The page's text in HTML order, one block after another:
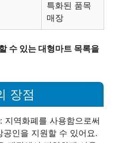
특화된 품목
매장
수 있는 대형마트 목록을
장점
: 지역화폐를 사용함으로써
공인을 지원할 수 있어요.